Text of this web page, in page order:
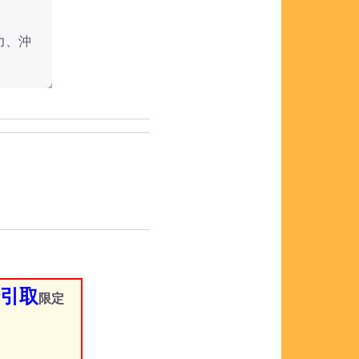
、沖
取限定